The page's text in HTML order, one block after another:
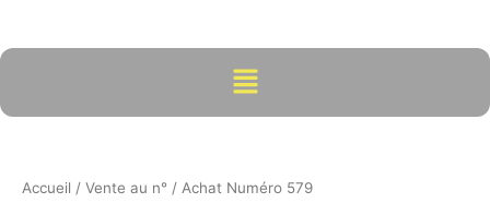
contenu
Menu
Accueil / Vente au n° / Achat Numéro 579
Numéro